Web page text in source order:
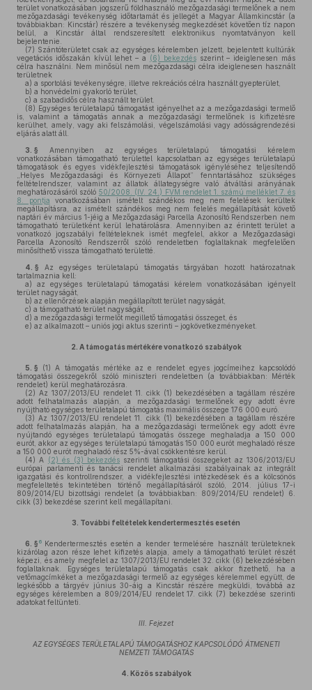
terület vonatkozásában jogszerű földhasználó mezőgazdasági termelőnek a nem
mezőgazdasági tevékenység időtartamát és jellegét a Magyar Államkincstár (a
továbbiakban: Kincstár) részére a tevékenység megkezdését követően tíz napon
belül, a Kincstár által rendszeresített elektronikus nyomtatványon kell
bejelentenie.
(7) Szántóterületet csak az egységes kérelemben jelzett, bejelentett kultúrák
vegetációs időszakán kívül lehet – a (6) bekezdésszerint – ideiglenesen más
célra használni. Nem minősül nem mezőgazdasági célra ideiglenesen használt
területnek
a) a sportolási tevékenységre, illetve rekreációs célra használt gyepterület,
b) a honvédelmi gyakorló terület,
c) a szabadidős célra használt terület.
(8) Egységes területalapú támogatást igényelhet az a mezőgazdasági termelő
is, valamint a támogatás annak a mezőgazdasági termelőnek is kifizetésre
kerülhet, amely, vagy aki felszámolási, végelszámolási vagy adósságrendezési
eljárás alatt áll.
3. § Amennyiben az egységes területalapú támogatási kérelem
vonatkozásában támogatható területtel kapcsolatban az egységes területalapú
támogatások és egyes vidékfejlesztési támogatások igényléséhez teljesítendő
„Helyes Mezőgazdasági és Környezeti Állapot” fenntartásához szükséges
feltételrendszer, valamint az állatok állategységre való átváltási arányának
meghatározásáról szóló 50/2008. (IV. 24.) FVM rendelet 1. számú melléklet 7. és
8. pontja vonatkozásában ismételt szándékos meg nem felelések kerültek
megállapításra, az ismételt szándékos meg nem felelés megállapítását követő
naptári év március 1-jéig a Mezőgazdasági Parcella Azonosító Rendszerben nem
támogatható területként kerül lehatárolásra. Amennyiben az érintett terület a
vonatkozó jogszabályi feltételeknek ismét megfelel, akkor a Mezőgazdasági
Parcella Azonosító Rendszerről szóló rendeletben foglaltaknak megfelelően
minősíthető vissza támogatható területté.
4. § Az egységes területalapú támogatás tárgyában hozott határozatnak
tartalmaznia kell:
a) az egységes területalapú támogatási kérelem vonatkozásában igényelt
terület nagyságát,
b) az ellenőrzések alapján megállapított terület nagyságát,
c) a támogatható terület nagyságát,
d) a mezőgazdasági termelőt megillető támogatási összeget, és
e) az alkalmazott – uniós jogi aktus szerinti – jogkövetkezményeket.
2. A támogatás mértékére vonatkozó szabályok
5. § (1) A támogatás mértéke az e rendelet egyes jogcímeihez kapcsolódó
támogatási összegekről szóló miniszteri rendeletben (a továbbiakban: Mérték
rendelet) kerül meghatározásra.
(2) Az 1307/2013/EU rendelet 11. cikk (1) bekezdésében a tagállam részére
adott felhatalmazás alapján, a mezőgazdasági termelőnek egy adott évre
nyújtható egységes területalapú támogatás maximális összege 176 000 euró.
(3) Az 1307/2013/EU rendelet 11. cikk (1) bekezdésében a tagállam részére
adott felhatalmazás alapján, ha a mezőgazdasági termelőnek egy adott évre
nyújtandó egységes területalapú támogatás összege meghaladja a 150 000
eurót, akkor az egységes területalapú támogatás 150 000 eurót meghaladó része
a 150 000 eurót meghaladó rész 5%-ával csökkentésre kerül.
(4) A (2) és (3) bekezdés szerinti támogatási összegeket az 1306/2013/EU
európai parlamenti és tanácsi rendelet alkalmazási szabályainak az integrált
igazgatási és kontrollrendszer, a vidékfejlesztési intézkedések és a kölcsönös
megfeleltetés tekintetében történő megállapításáról szóló, 2014. július 17-i
809/2014/EU bizottsági rendelet (a továbbiakban: 809/2014/EU rendelet) 6.
cikk (3) bekezdése szerint kell megállapítani.
3. További feltételek kendertermesztés esetén
6. § 6 Kendertermesztés esetén a kender termelésére használt területeknek
kizárólag azon része lehet kifizetés alapja, amely a támogatható terület részét
képezi, és amely megfelel az 1307/2013/EU rendelet 32. cikk (6) bekezdésében
foglaltaknak. Egységes területalapú támogatás csak akkor fizethető, ha a
vetőmagcímkéket a mezőgazdasági termelő az egységes kérelemmel együtt, de
legkésőbb a tárgyév június 30-áig a Kincstár részére megküldi, továbbá az
egységes kérelemben a 809/2014/EU rendelet 17. cikk (7) bekezdése szerinti
adatokat feltünteti.
III. Fejezet
AZ EGYSÉGES TERÜLETALAPÚ TÁMOGATÁSHOZ KAPCSOLÓDÓ ÁTMENETI
NEMZETI TÁMOGATÁS
4. Közös szabályok